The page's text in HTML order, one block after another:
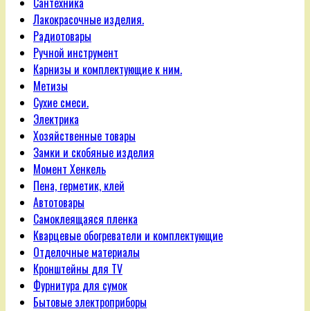
Лакокрасочные изделия.
Радиотовары
Ручной инструмент
Карнизы и комплектующие к ним.
Метизы
Сухие смеси.
Электрика
Хозяйственные товары
Замки и скобяные изделия
Момент Хенкель
Пена, герметик, клей
Автотовары
Самоклеящаяся пленка
Кварцевые обогреватели и комплектующие
Отделочные материалы
Кронштейны для TV
Фурнитура для сумок
Бытовые электроприборы